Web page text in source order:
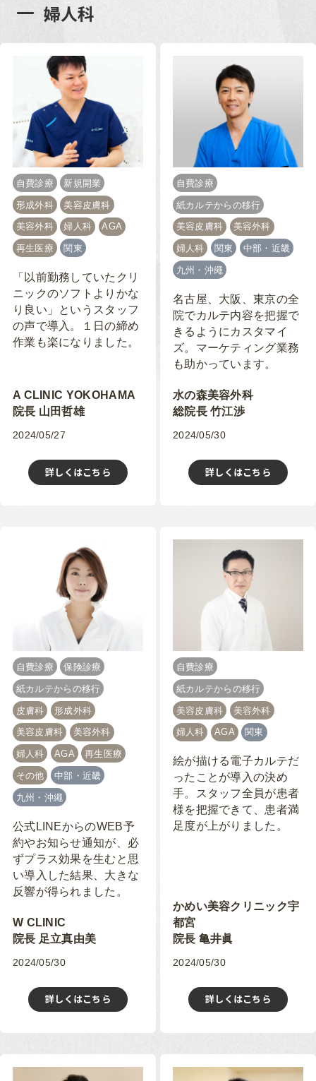
婦人科
自費診療 新規開業
形成外科 美容皮膚科
美容外科 婦人科 AGA
再生医療 関東
A CLINIC YOKOHAMA
院長 山田哲雄
「以前勤務していたクリ
ニックのソフトよりかな
り良い」というスタッフ
の声で導入。１日の締め
作業も楽になりました。
2024/05/27
詳しくはこちら
自費診療
紙カルテからの移行
美容皮膚科 美容外科
婦人科 関東 中部・近畿
九州・沖繩
水の森美容外科
総院長 竹江渉
名古屋、大阪、東京の全
院でカルテ内容を把握で
きるようにカスタマイ
ズ。マーケティング業務
も助かっています。
2024/05/30
詳しくはこちら
自費診療 保険診療
紙カルテからの移行
皮膚科 形成外科
美容皮膚科 美容外科
婦人科 AGA 再生医療
その他 中部・近畿
九州・沖繩
W CLINIC
院長 足立真由美
公式LINEからのWEB予
約やお知らせ通知が、必
ずプラス効果を生むと思
い導入した結果、大きな
反響が得られました。
2024/05/30
詳しくはこちら
自費診療
紙カルテからの移行
美容皮膚科 美容外科
婦人科 AGA 関東
かめい美容クリニック宇
都宮
院長 亀井眞
絵が描ける電子カルテだ
ったことが導入の決め
手。スタッフ全員が患者
様を把握できて、患者満
足度が上がりました。
2024/05/30
詳しくはこちら